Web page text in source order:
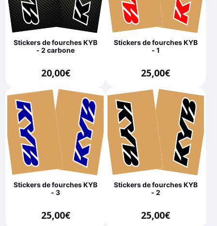
Stickers de fourches KYB
- 2 carbone
20,00€
Stickers de fourches KYB
- 1
25,00€
Stickers de fourches KYB
- 3
25,00€
Stickers de fourches KYB
- 2
25,00€